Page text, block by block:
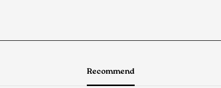
Recommend